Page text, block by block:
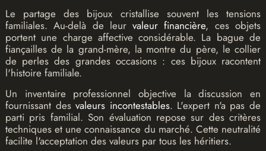
Le partage des bijoux cristallise souvent les tensions
familiales. Au-delà de leurvaleur financière, ces objets
portent une charge affective considérable. La bague de
fiançailles de la grand-mère, la montre du père, le collier
de perles des grandes occasions : ces bijoux racontent
l'histoire familiale.
Un inventaire professionnel objective la discussion en
fournissant desvaleurs incontestables. L'expert n'a pas de
parti pris familial. Son évaluation repose sur des critères
techniques et une connaissance du marché. Cette neutralité
facilite l'acceptation des valeurs par tous les héritiers.